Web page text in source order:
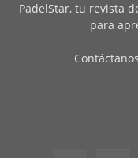
PadelStar, tu revista
para